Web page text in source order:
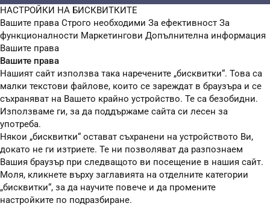
НАСТРОЙКИ НА БИСКВИТКИТЕ
Вашите права Строго необходими За ефективност За
функционалности Маркетингови Допълнителна информация
Вашите права
Вашите права
Нашият сайт използва така наречените „бисквитки“. Това са
малки текстови файлове, които се зареждат в браузъра и се
съхраняват на Вашето крайно устройство. Те са безобидни.
Използваме ги, за да поддържаме сайта си лесен за
употреба.
Някои „бисквитки“ остават съхранени на устройството Ви,
докато не ги изтриете. Те ни позволяват да разпознаем
Вашия браузър при следващото ви посещение в нашия сайт.
Моля, кликнете върху заглавията на отделните категории
„бисквитки“, за да научите повече и да промените
настройките по подразбиране.